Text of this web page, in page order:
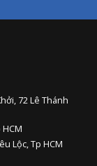
72 Lê Thánh
HCM
Lộc, Tp HCM